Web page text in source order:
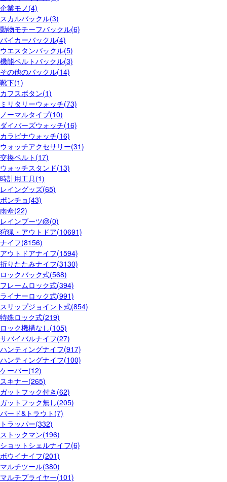
企業モノ(4)
スカルバックル(3)
動物モチーフバックル(6)
バイカーバックル(4)
ウエスタンバックル(5)
機能ベルトバックル(3)
その他のバックル(14)
靴下(1)
カフスボタン(1)
ミリタリーウォッチ(73)
ノーマルタイプ(10)
ダイバーズウォッチ(16)
カラビナウォッチ(16)
ウォッチアクセサリー(31)
交換ベルト(17)
ウォッチスタンド(13)
時計用工具(1)
レイングッズ(65)
ポンチョ(43)
雨傘(22)
レインブーツ@(0)
狩猟・アウトドア(10691)
ナイフ(8156)
アウトドアナイフ(1594)
折りたたみナイフ(3130)
ロックバック式(568)
フレームロック式(394)
ライナーロック式(991)
スリップジョイント式(854)
特殊ロック式(219)
ロック機構なし(105)
サバイバルナイフ(27)
ハンティングナイフ(917)
ハンティングナイフ(100)
ケーパー(12)
スキナー(265)
ガットフック付き(62)
ガットフック無し(205)
バード&トラウト(7)
トラッパー(332)
ストックマン(196)
ショットシェルナイフ(6)
ボウイナイフ(201)
マルチツール(380)
マルチプライヤー(101)